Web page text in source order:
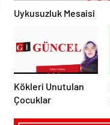
Uykusuzluk Mesaisi
Kökleri Unutulan
Çocuklar